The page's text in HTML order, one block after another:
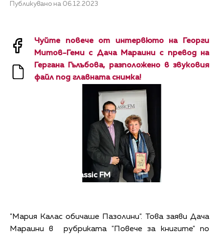
Публикувано на 06.12.2023
Чуйте повече от интервюто на Георги
Митов-Геми с Дача Мараини с превод на
Гергана Гълъбова, разположено в звуковия
файл под главната снимка!
Снимка: Classic FM
"Мария Калас обичаше Пазолини". Това заяви Дача
Мараини в рубриката "Повече за книгите" по